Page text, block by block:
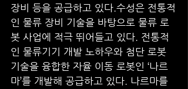
장비 등을 공급하고 있다.수성은 전통적
인 물류 장비 기술을 바탕으로 물류 로
봇 사업에 적극 뛰어들고 있다. 전통적
인 물류기기 개발 노하우와 첨단 로봇
기술을 융합한 자율 이동 로봇인 ‘나르
마’를 개발해 공급하고 있다. 나르마를